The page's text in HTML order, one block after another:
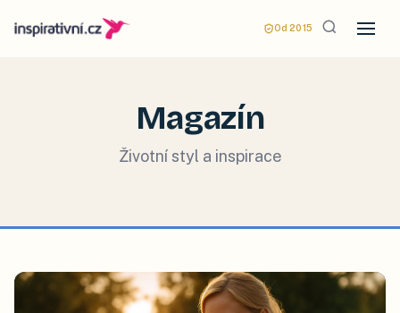
Od 2015
Magazín
Životní styl a inspirace